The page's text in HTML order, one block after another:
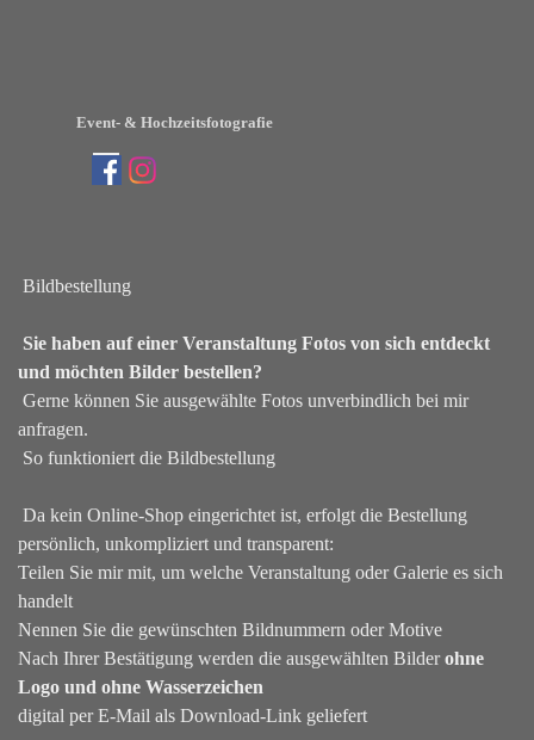
Event- & Hochzeitsfotografie
Menü überspringen
Bildbestellung
Sie haben auf einer Veranstaltung Fotos von sich entdeckt
und möchten Bilder bestellen?
Gerne können Sie ausgewählte Fotos unverbindlich bei mir
anfragen.
So funktioniert die Bildbestellung
Da kein Online-Shop eingerichtet ist, erfolgt die Bestellung
persönlich, unkompliziert und transparent:
Teilen Sie mir mit, um welche Veranstaltung oder Galerie es sich
handelt
Nennen Sie die gewünschten Bildnummern oder Motive
Nach Ihrer Bestätigung werden die ausgewählten Bilder ohne
Logo und ohne Wasserzeichen
digital per E-Mail als Download-Link geliefert